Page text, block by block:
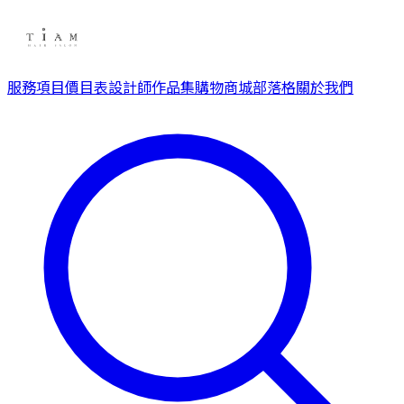
服務項目價目表設計師作品集購物商城部落格關於我們